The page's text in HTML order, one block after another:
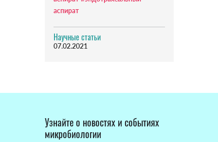
аспират
Научные статьи
07.02.2021
Узнайте о новостях и событиях
микробиологии